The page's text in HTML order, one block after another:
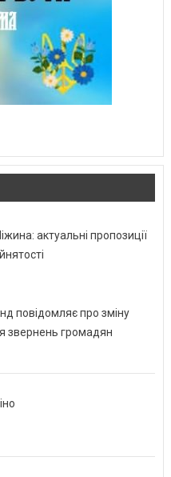
актуальні пропозиції
повідомляє про зміну
звернень громадян